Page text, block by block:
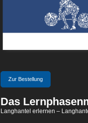
Zur Bestellung
Das
Langhantel erlernen –